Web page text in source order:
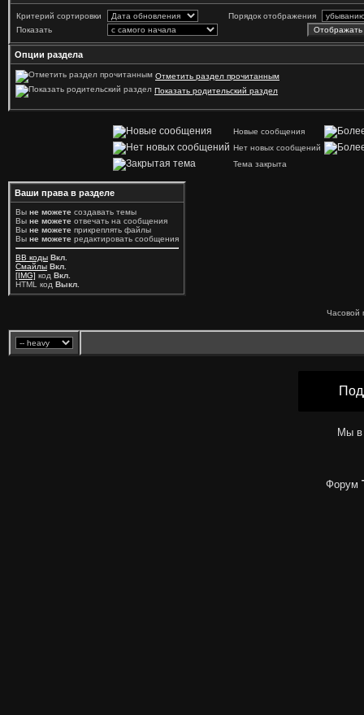
Критерий сортировки
Порядок отображения
Показать
Опции раздела
Отметить раздел прочитанным
Показать родительский раздел
Новые сообщения
Нет новых сообщений
Тема закрыта
Ваши права в разделе
Вы не можете создавать темы
Вы не можете отвечать на сообщения
Вы не можете прикреплять файлы
Вы не можете редактировать сообщения
BB коды Вкл.
Смайлы Вкл.
[IMG] код Вкл.
HTML код Выкл.
Часовой
Мы в
Форум